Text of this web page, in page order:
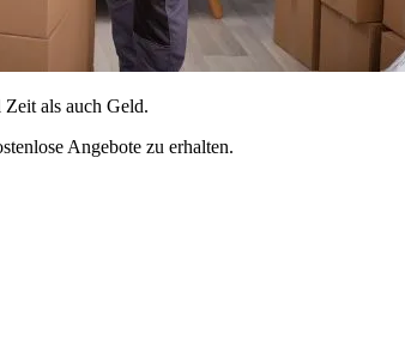
als auch Geld.
Angebote zu erhalten.